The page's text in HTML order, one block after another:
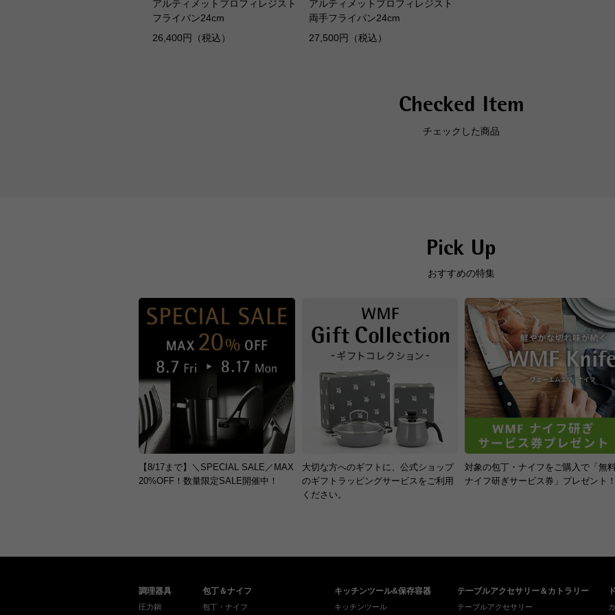
アルティメットプロフィレジスト
フライパン24cm
26,400円（税込）
アルティメットプロフィレジスト
両手フライパン24cm
27,500円（税込）
Checked Item
チェックした商品
Pick Up
おすすめの特集
【8/17まで】＼SPECIAL SALE／MAX
20%OFF！数量限定SALE開催中！
大切な方へのギフトに、公式ショップ
のギフトラッピングサービスをご利用
ください。
対象の包丁・ナイフをご購入で「無
ナイフ研ぎサービス券」プレゼント！
調理器具
圧力鍋
包丁＆ナイフ
包丁・ナイフ
キッチンツール&保存容器
キッチンツール
テーブルアクセサリー＆カトラリー
テーブルアクセサリー